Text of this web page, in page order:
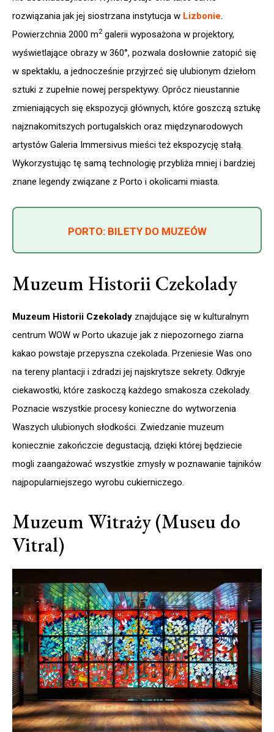
rozwiązania jak jej siostrzana instytucja w Lizbonie.
Powierzchnia 2000 m2galerii wyposażona w projektory,
wyświetlające obrazy w 360°, pozwala dosłownie zatopić się
w spektaklu, a jednocześnie przyjrzeć się ulubionym dziełom
sztuki z zupełnie nowej perspektywy. Oprócz nieustannie
zmieniających się ekspozycji głównych, które goszczą sztukę
najznakomitszych portugalskich oraz międzynarodowych
artystów Galeria Immersivus mieści też ekspozycję stałą.
Wykorzystując tę samą technologię przybliża mniej i bardziej
znane legendy związane z Porto i okolicami miasta.
PORTO: BILETY DO MUZEÓW
Muzeum Historii Czekolady
Muzeum Historii Czekolady znajdujące się w kulturalnym
centrum WOW w Porto ukazuje jak z niepozornego ziarna
kakao powstaje przepyszna czekolada. Przeniesie Was ono
na tereny plantacji i zdradzi jej najskrytsze sekrety. Odkryje
ciekawostki, które zaskoczą każdego smakosza czekolady.
Poznacie wszystkie procesy konieczne do wytworzenia
Waszych ulubionych słodkości. Zwiedzanie muzeum
koniecznie zakończcie degustacją, dzięki której będziecie
mogli zaangażować wszystkie zmysły w poznawanie tajników
najpopularniejszego wyrobu cukierniczego.
Muzeum Witraży (Museu do
Vitral)